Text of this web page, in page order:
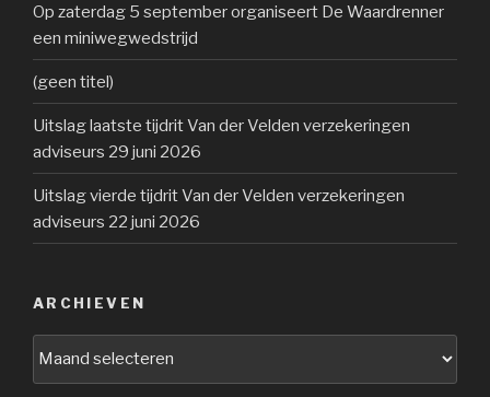
Op zaterdag 5 september organiseert De Waardrenner
een miniwegwedstrijd
(geen titel)
Uitslag laatste tijdrit Van der Velden verzekeringen
adviseurs 29 juni 2026
Uitslag vierde tijdrit Van der Velden verzekeringen
adviseurs 22 juni 2026
ARCHIEVEN